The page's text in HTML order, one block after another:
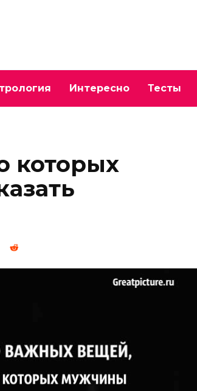
Интересно Тесты
которых